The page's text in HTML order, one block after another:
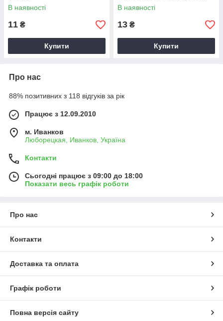
В наявності
11 ₴
Купити
В наявності
13 ₴
Купити
Про нас
88% позитивних з 118 відгуків за рік
Працює з 12.09.2010
м. Иванков
Люборецкая, Иванков, Україна
Контакти
Сьогодні працює з 09:00 до 18:00
Показати весь графік роботи
Про нас
Контакти
Доставка та оплата
Графік роботи
Повна версія сайту